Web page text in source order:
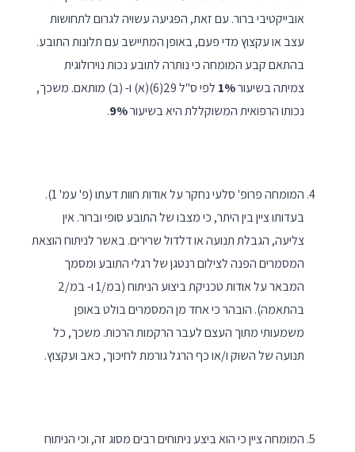
אובייקטיבי ברור. עם זאת, הפגיעה עשויה לגרום לתחושות
עצב או עקצוץ מדי פעם, באופן המתיישב עם תלונות התובע.
בהתאם קבע המומחה כי נותרה לתובע נכות נוירולוגית
צמיתה בשיעור1%
לפי ס"ל 29(6)(א) ו- (ב) מותאם. משכך,
נכותו הרפואית המשוקללת היא בשיעור9%
.
המומחה פרופ' סלעי נחקר על אודות חוות דעתו (פ' עמ' 1).
בעדותו ציין בין היתר, כי מצבו של התובע סופי וברור. אין
צליעה, הגבלת תנועה או דלדול שרירים. באשר לניתוח הוצאת
המסמרים הפנה לצילום רנטגן של רגלי התובע ומסמך
המבאר על אודות טכניקת ביצוע הניתוח (במ/1 ו- במ/2
בהתאמה). הובהר כי אחד מן המסמרים בולט באופן
משמעותי מתוך העצם לעבר הרקמות הרכות. משכך, כל
תנועה של השוק ו/או כף הרגל גורמת לחיכוך, כאב ועקצוץ.
המומחה ציין כי הוא ביצע ניתוחים רבים מסוג זה, וכי הניתוח